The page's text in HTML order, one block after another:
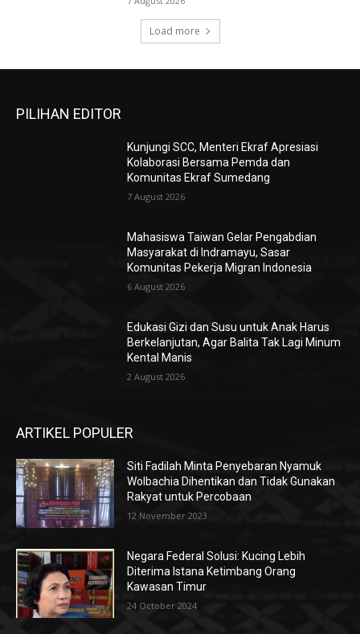
Load more
PILIHAN EDITOR
Kunjungi SCC, Menteri Ekraf Apresiasi
Kolaborasi Bersama Pemda dan
Komunitas Ekraf Sumedang
7 August 2026
Mahasiswa Taiwan Gelar Pengabdian
Masyarakat di Indramayu, Sasar
Komunitas Pekerja Migran Indonesia
6 August 2026
Edukasi Gizi dan Susu untuk Anak Harus
Berkelanjutan, Agar Balita Tak Lagi Minum
Kental Manis
2 August 2026
ARTIKEL POPULER
Siti Fadilah Minta Penyebaran Nyamuk
Wolbachia Dihentikan dan Tidak Gunakan
Rakyat untuk Percobaan
12 November 2023
Negara Federal Solusi: Kucing Lebih
Diterima Istana Ketimbang Orang
Kawasan Timur
24 October 2024